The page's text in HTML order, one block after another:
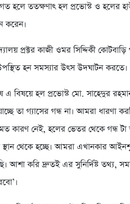
হলে ততক্ষণাৎ হল প্রভোস্ট ও হলের
করেন।
প্রক্টর কাজী ওমর সিদ্দিকী
হন সমস্যার উৎস উদঘাটন করতে।
এ বিষয়ে হল প্রভোস্ট মো. সাহেদুর
তা গ্যাসের গন্ধ না। আমরা ধারণা
কারণ নেই, হলের ভেতর থেকে গন্ধ টা
থেকে হচ্ছে। আমরা এখানকার
আশা করি দ্রুতই এর সুনির্দিষ্ট তথ্য,